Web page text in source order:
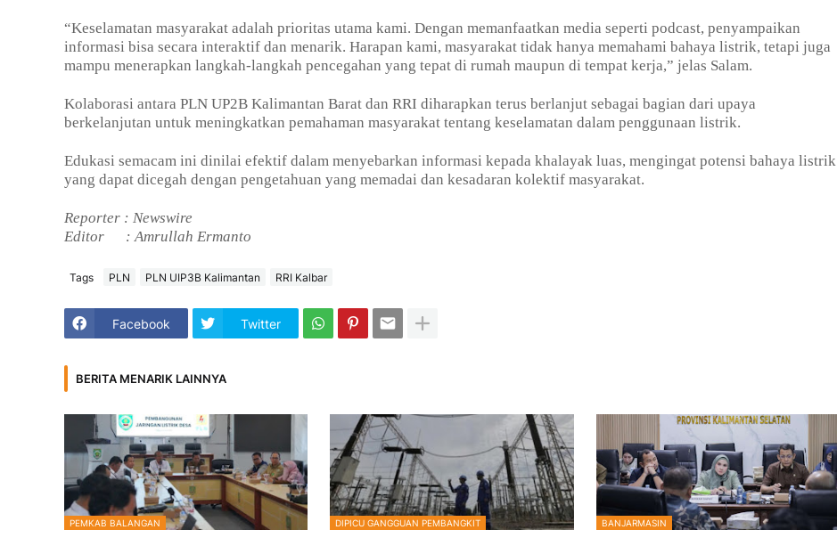
“Keselamatan masyarakat adalah prioritas utama kami. Dengan memanfaatkan media seperti podcast, penyampaikan
informasi bisa secara interaktif dan menarik. Harapan kami, masyarakat tidak hanya memahami bahaya listrik, tetapi juga
mampu menerapkan langkah-langkah pencegahan yang tepat di rumah maupun di tempat kerja,” jelas Salam.
Kolaborasi antara PLN UP2B Kalimantan Barat dan RRI diharapkan terus berlanjut sebagai bagian dari upaya
berkelanjutan untuk meningkatkan pemahaman masyarakat tentang keselamatan dalam penggunaan listrik.
Edukasi semacam ini dinilai efektif dalam menyebarkan informasi kepada khalayak luas, mengingat potensi bahaya listrik
yang dapat dicegah dengan pengetahuan yang memadai dan kesadaran kolektif masyarakat.
Reporter : Newswire
Editor
: Amrullah Ermanto
Tags PLN PLN UIP3B Kalimantan RRI Kalbar
Facebook Twitter
BERITA MENARIK LAINNYA
PEMKAB BALANGAN DIPICU GANGGUAN PEMBANGKIT BANJARMASIN